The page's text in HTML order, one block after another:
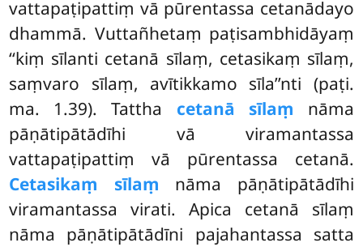
vattapaṭipattiṃ vā pūrentassa cetanādayo
dhammā. Vuttañhetaṃ paṭisambhidāyaṃ
‘‘kiṃ sīlanti cetanā sīlaṃ, cetasikaṃ sīlaṃ,
saṃvaro sīlaṃ, avītikkamo sīla’’nti (paṭi.
ma. 1.39). Tattha cetanā sīlaṃ nāma
pāṇātipātādīhi vā viramantassa
vattapaṭipattiṃ vā pūrentassa cetanā.
Cetasikaṃ sīlaṃ nāma pāṇātipātādīhi
viramantassa virati. Apica cetanā sīlaṃ
nāma pāṇātipātādīni pajahantassa satta